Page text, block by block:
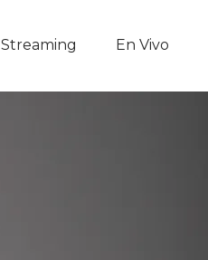
Streaming En Vivo